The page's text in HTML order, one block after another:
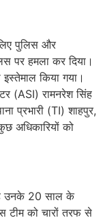
पुलिस और
पर हमला कर दिया।
इस्तेमाल किया गया।
(ASI) रामनरेश सिंह
प्रभारी (TI) शाहपुर,
अधिकारियों को
उनके 20 साल के
टीम को चारों तरफ से